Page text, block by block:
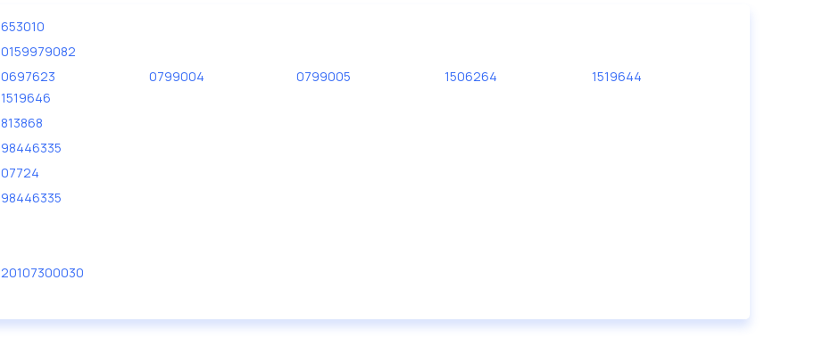
653010
0159979082
0697623 0799004 0799005 1506264
1519644
1519646
813868
98446335
07724
98446335
20107300030